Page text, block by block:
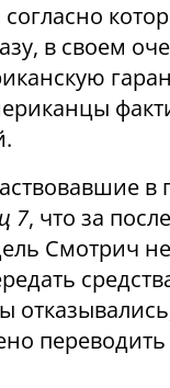
в своем
в
7, что за
Смотрич